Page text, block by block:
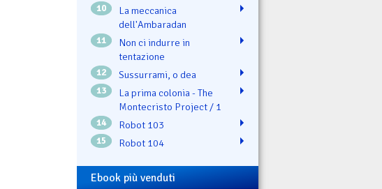
10
La meccanica
dell'Ambaradan
11
Non ci indurre in
tentazione
12 Sussurrami, o dea
13
La prima colonia - The
Montecristo Project / 1
14 Robot 103
15 Robot 104
Ebook più venduti